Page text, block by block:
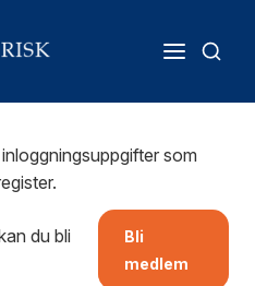
som
du bli
Bli
medlem